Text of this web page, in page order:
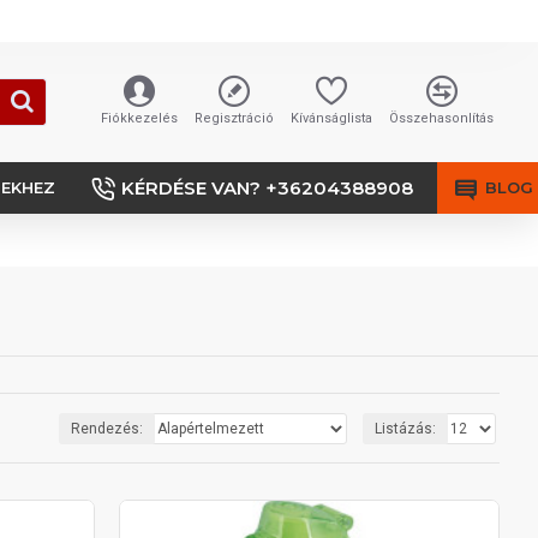
Fiókkezelés Regisztráció Kívánságlista Összehasonlítás
KÉRDÉSE VAN? +36204388908 BLOG
Rendezés: Listázás: